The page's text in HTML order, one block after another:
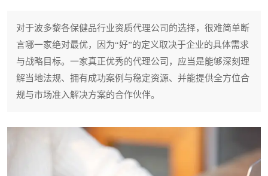
对于波多黎各保健品行业资质代理公司的选择，很难简单断
言哪一家绝对最优，因为“好”的定义取决于企业的具体需求
与战略目标。一家真正优秀的代理公司，应当是能够深刻理
解当地法规、拥有成功案例与稳定资源、并能提供全方位合
规与市场准入解决方案的合作伙伴。